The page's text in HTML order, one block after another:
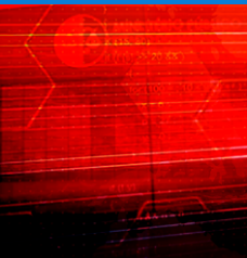
Pular para o conteúdo